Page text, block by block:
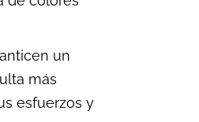
un
más
esfuerzos y